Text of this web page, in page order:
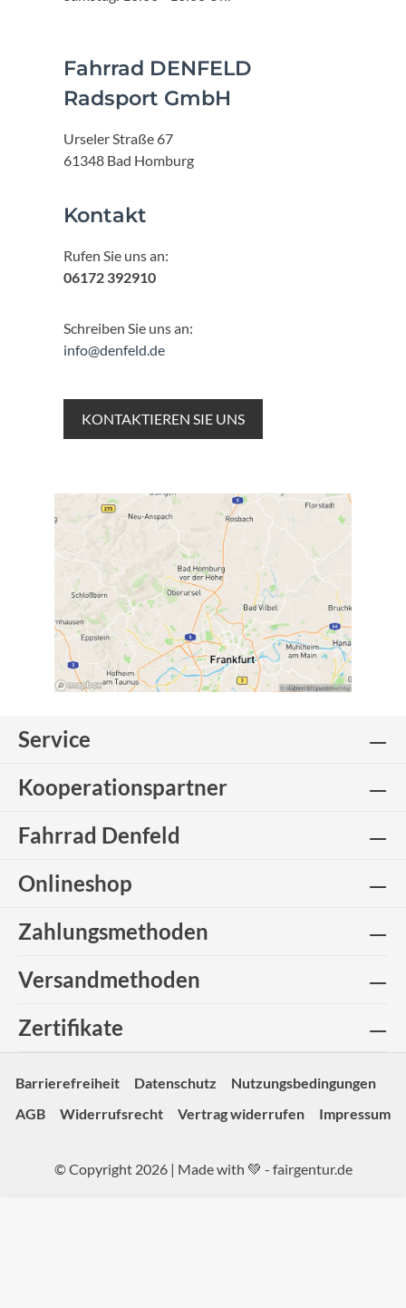
Fahrrad DENFELD
Radsport GmbH
Urseler Straße 67
61348 Bad Homburg
Kontakt
Rufen Sie uns an:
06172 392910
Schreiben Sie uns an:
info@denfeld.de
KONTAKTIEREN SIE UNS
Service
Kooperationspartner
Fahrrad Denfeld
Onlineshop
Zahlungsmethoden
Versandmethoden
Zertifikate
Barrierefreiheit Datenschutz
Nutzungsbedingungen
AGB
Widerrufsrecht Vertrag widerrufen Impressum
© Copyright 2026 | Made with 💚 - fairgentur.de